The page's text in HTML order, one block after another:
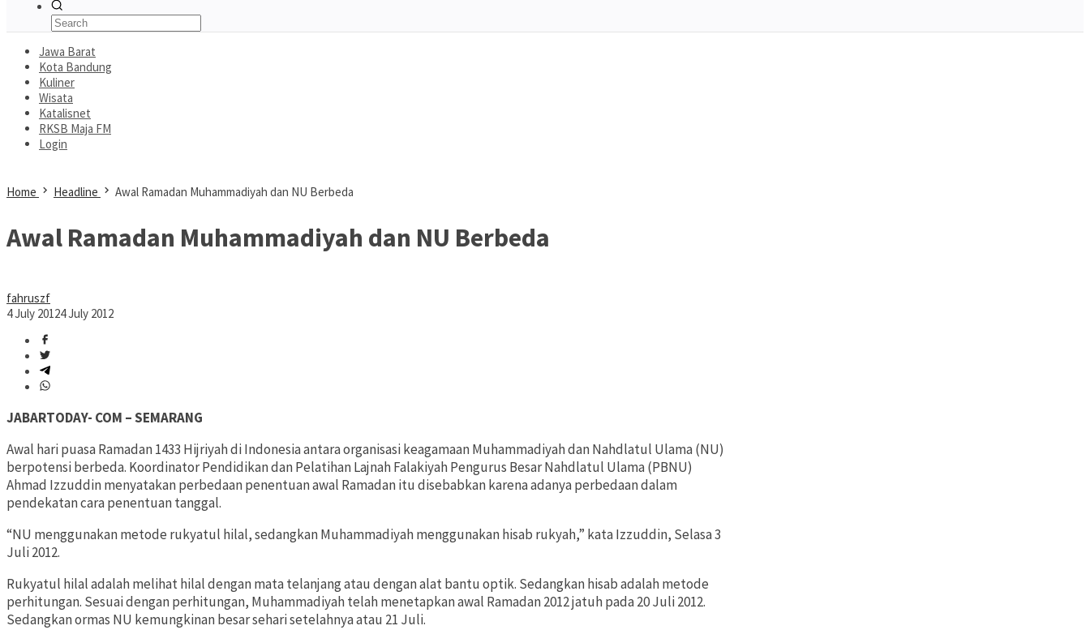
Jawa Barat
Kota Bandung
Kuliner
Wisata
Katalisnet
RKSB Maja FM
Login
Home Headline Awal Ramadan Muhammadiyah dan NU Berbeda
Awal Ramadan Muhammadiyah dan NU Berbeda
fahruszf
4 July 20124 July 2012
JABARTODAY- COM – SEMARANG
Awal hari puasa Ramadan 1433 Hijriyah di Indonesia antara organisasi keagamaan Muhammadiyah dan Nahdlatul Ulama (NU)
berpotensi berbeda. Koordinator Pendidikan dan Pelatihan Lajnah Falakiyah Pengurus Besar Nahdlatul Ulama (PBNU)
Ahmad Izzuddin menyatakan perbedaan penentuan awal Ramadan itu disebabkan karena adanya perbedaan dalam
pendekatan cara penentuan tanggal.
“NU menggunakan metode rukyatul hilal, sedangkan Muhammadiyah menggunakan hisab rukyah,” kata Izzuddin, Selasa 3
Juli 2012.
Rukyatul hilal adalah melihat hilal dengan mata telanjang atau dengan alat bantu optik. Sedangkan hisab adalah metode
perhitungan. Sesuai dengan perhitungan, Muhammadiyah telah menetapkan awal Ramadan 2012 jatuh pada 20 Juli 2012.
Sedangkan ormas NU kemungkinan besar sehari setelahnya atau 21 Juli.